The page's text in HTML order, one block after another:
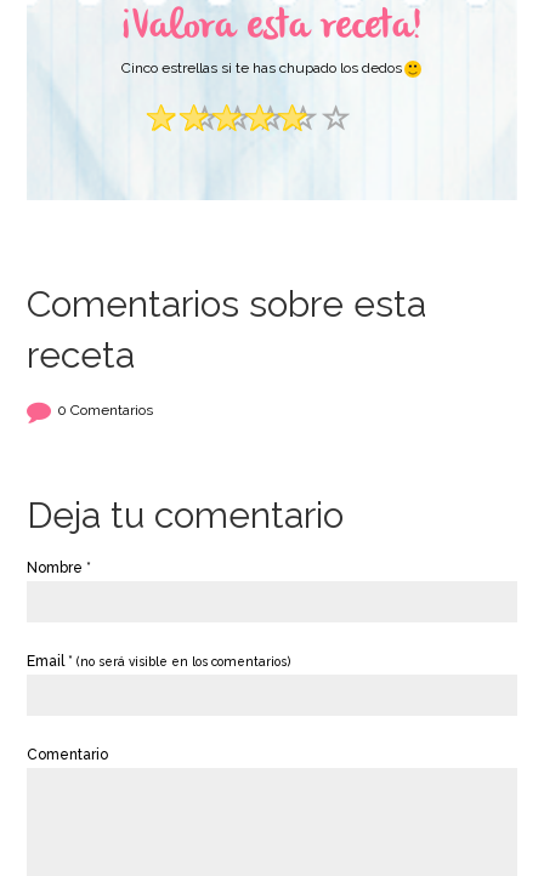
¡Valora esta receta!
Cinco estrellas si te has chupado los dedos
Comentarios sobre esta
receta
0 Comentarios
Deja tu comentario
Nombre *
Email *(no será visible en los comentarios)
Comentario